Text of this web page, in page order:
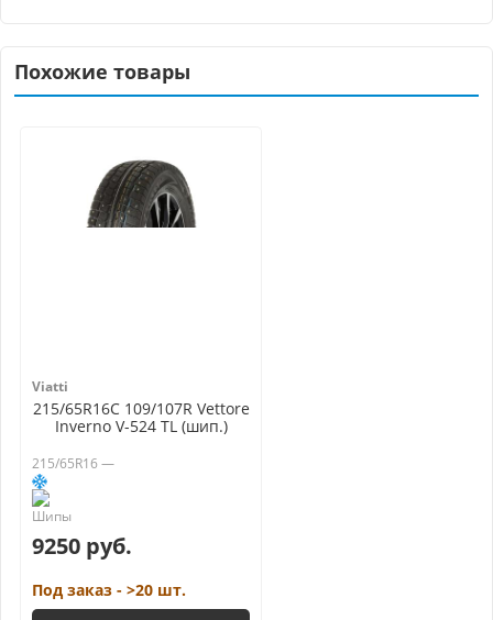
Похожие товары
Viatti
215/65R16C 109/107R Vettore
Inverno V-524 TL (шип.)
215/65R16 —
9250 руб.
Под заказ - >20 шт.